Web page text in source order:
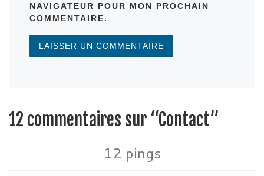
NAVIGATEUR POUR MON PROCHAIN
COMMENTAIRE.
12 commentaires sur “Contact”
12 pings